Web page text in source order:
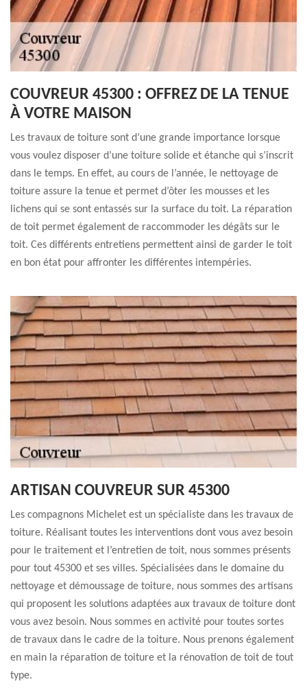
COUVREUR 45300 : OFFREZ DE LA TENUE
À VOTRE MAISON
Les travaux de toiture sont d’une grande importance lorsque
vous voulez disposer d’une toiture solide et étanche qui s’inscrit
dans le temps. En effet, au cours de l’année, le nettoyage de
toiture assure la tenue et permet d’ôter les mousses et les
lichens qui se sont entassés sur la surface du toit. La réparation
de toit permet également de raccommoder les dégâts sur le
toit. Ces différents entretiens permettent ainsi de garder le toit
en bon état pour affronter les différentes intempéries.
ARTISAN COUVREUR SUR 45300
Les compagnons Michelet est un spécialiste dans les travaux de
toiture. Réalisant toutes les interventions dont vous avez besoin
pour le traitement et l’entretien de toit, nous sommes présents
pour tout 45300 et ses villes. Spécialisées dans le domaine du
nettoyage et démoussage de toiture, nous sommes des artisans
qui proposent les solutions adaptées aux travaux de toiture dont
vous avez besoin. Nous sommes en activité pour toutes sortes
de travaux dans le cadre de la toiture. Nous prenons également
en main la réparation de toiture et la rénovation de toit de tout
type.